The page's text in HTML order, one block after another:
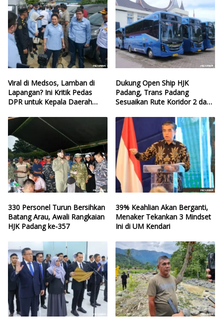
Viral di Medsos, Lamban di
Lapangan? Ini Kritik Pedas
DPR untuk Kepala Daerah
Bencana
Dukung Open Ship HJK
Padang, Trans Padang
Sesuaikan Rute Koridor 2 dan
330 Personel Turun Bersihkan
Batang Arau, Awali Rangkaian
HJK Padang ke-357
39% Keahlian Akan Berganti,
Menaker Tekankan 3 Mindset
Ini di UM Kendari